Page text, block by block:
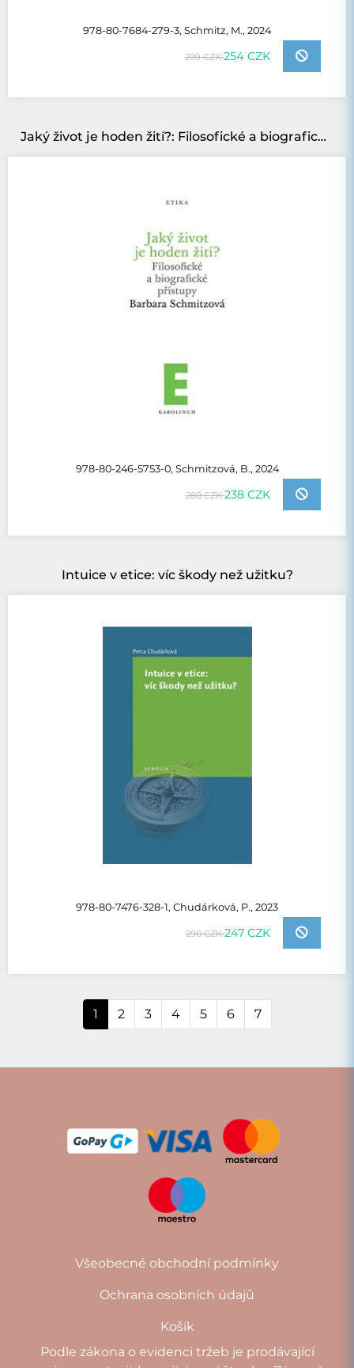
978-80-7684-279-3, Schmitz, M., 2024
299 CZK254 CZK
Jaký život je hoden žití?: Filosofické a biografické přístupy
978-80-246-5753-0, Schmitzová, B., 2024
280 CZK238 CZK
Intuice v etice: víc škody než užitku?
978-80-7476-328-1, Chudárková, P., 2023
290 CZK247 CZK
1 2 3 4 5 6 7
Všeobecné obchodní podmínky
Ochrana osobních údajů
Košík
Podle zákona o evidenci tržeb je prodávající